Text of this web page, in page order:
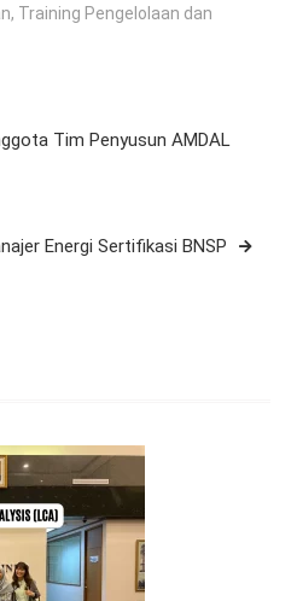
, Training Pengelolaan dan
Tim Penyusun AMDAL
Energi Sertifikasi BNSP